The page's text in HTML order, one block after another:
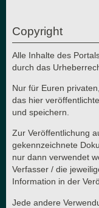
Copyright
Alle Inhalte des
durch das
Nur für Euren
das hier
und speichern.
Zur Veröffentlichung
gekennzeichnete
nur dann verwendet
Verfasser / die
Information in der
Jede andere